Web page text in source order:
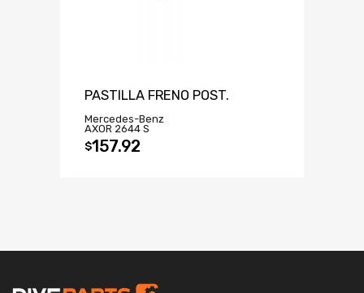
PASTILLA FRENO POST.
Mercedes-Benz
AXOR 2644 S
$157.92